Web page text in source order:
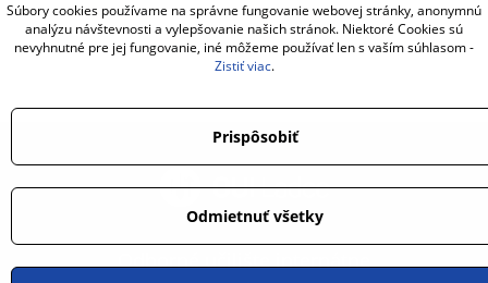
Odborné učilište internátne
Súbory cookies používame na správne fungovanie webovej stránky, anonymnú
analýzu návštevnosti a vylepšovanie našich stránok. Niektoré Cookies sú
nevyhnutné pre jej fungovanie, iné môžeme používať len s vaším súhlasom -
Zistiť viac.
Prispôsobiť
Odmietnuť všetky